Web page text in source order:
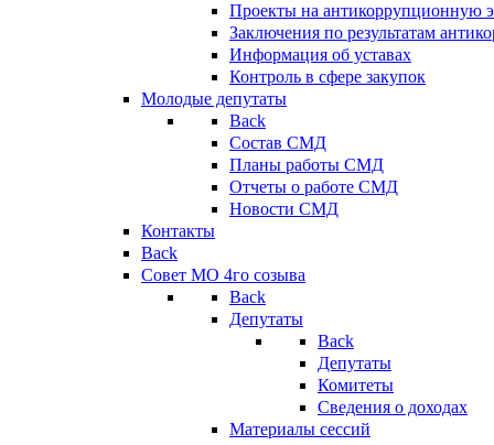
Проекты на антикоррупционную
Заключения по результатам
Информация об уставах
Контроль в сфере закупок
Молодые депутаты
Back
Состав СМД
Планы работы СМД
Отчеты о работе СМД
Новости СМД
Контакты
Back
Совет МО 4го созыва
Back
Депутаты
Back
Депутаты
Комитеты
Сведения о доходах
Материалы сессий